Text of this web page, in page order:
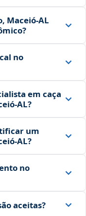
Maceió‑AL
no
em caça
um
no
aceitas?